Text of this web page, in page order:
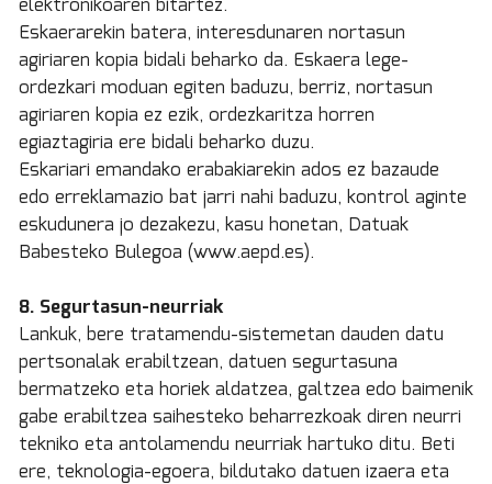
Eskaerarekin batera, interesdunaren nortasun
agiriaren kopia bidali beharko da. Eskaera lege-
ordezkari moduan egiten baduzu, berriz, nortasun
agiriaren kopia ez ezik, ordezkaritza horren
egiaztagiria ere bidali beharko duzu.
Eskariari emandako erabakiarekin ados ez bazaude
edo erreklamazio bat jarri nahi baduzu, kontrol aginte
eskudunera jo dezakezu, kasu honetan, Datuak
Babesteko Bulegoa (www.aepd.es).
8. Segurtasun-neurriak
Lankuk, bere tratamendu-sistemetan dauden datu
pertsonalak erabiltzean, datuen segurtasuna
bermatzeko eta horiek aldatzea, galtzea edo baimenik
gabe erabiltzea saihesteko beharrezkoak diren neurri
tekniko eta antolamendu neurriak hartuko ditu. Beti
ere, teknologia-egoera, bildutako datuen izaera eta